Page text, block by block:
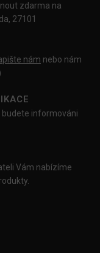
zdarma na
27101
nám nebo nám
budete informováni
Vám nabízíme